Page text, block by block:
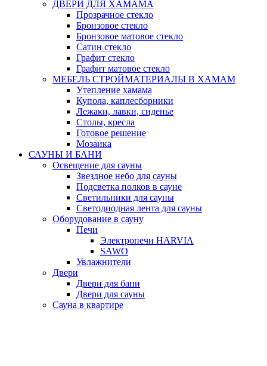
ДВЕРИ ДЛЯ ХАМАМА
Прозрачное стекло
Бронзовое стекло
Бронзовое матовое стекло
Сатин стекло
Графит стекло
Графит матовое стекло
МЕБЕЛЬ СТРОЙМАТЕРИАЛЫ В ХАМАМ
Утепление хамама
Купола, каплесборники
Лежаки, лавки, сиденье
Столы, кресла
Готовое решение
Мозаика
САУНЫ И БАНИ
Освещение для сауны
Звездное небо для сауны
Подсветка полков в сауне
Светильники для сауны
Светодиодная лента для сауны
Оборудование в сауну
Печи
Электропечи HARVIA
SAWO
Увлажнители
Двери
Двери для бани
Двери для сауны
Сауна в квартире